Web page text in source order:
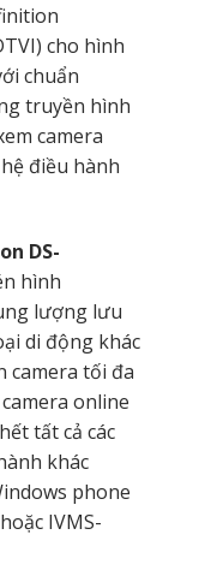
cho hình
chuẩn
truyền hình
camera
điều hành
DS-
hình
lượng lưu
di động khác
camera tối đa
online
tất cả các
khác
phone
IVMS-